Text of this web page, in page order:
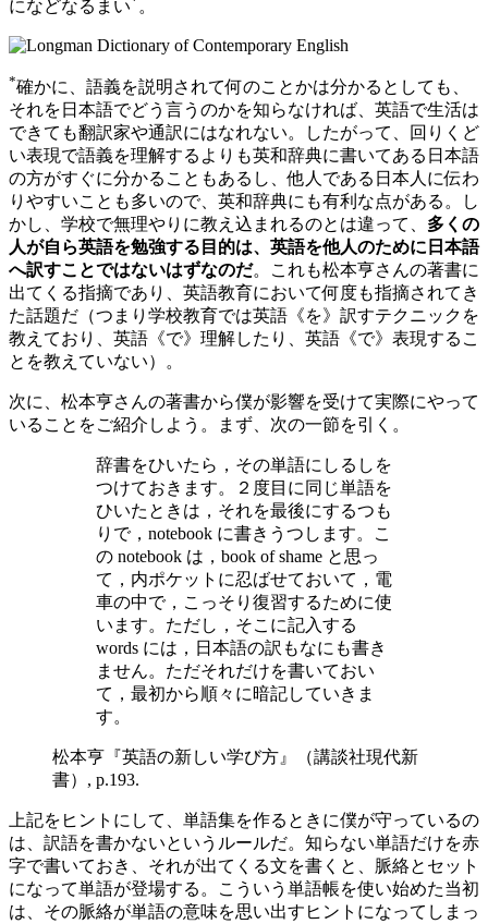
になどなるまい 。
*確かに、語義を説明されて何のことかは分かるとしても、
それを日本語でどう言うのかを知らなければ、英語で生活は
できても翻訳家や通訳にはなれない。したがって、回りくど
い表現で語義を理解するよりも英和辞典に書いてある日本語
の方がすぐに分かることもあるし、他人である日本人に伝わ
りやすいことも多いので、英和辞典にも有利な点がある。し
かし、学校で無理やりに教え込まれるのとは違って、 多くの
人が自ら英語を勉強する目的は、英語を他人のために日本語
へ訳すことではないはずなのだ。これも松本亨さんの著書に
出てくる指摘であり、英語教育において何度も指摘されてき
た話題だ（つまり学校教育では英語《を》訳すテクニックを
教えており、英語《で》理解したり、英語《で》表現するこ
とを教えていない）。
次に、松本亨さんの著書から僕が影響を受けて実際にやって
いることをご紹介しよう。まず、次の一節を引く。
辞書をひいたら，その単語にしるしを
つけておきます。２度目に同じ単語を
ひいたときは，それを最後にするつも
りで，notebook に書きうつします。こ
の notebook は，book of shame と思っ
て，内ポケットに忍ばせておいて，電
車の中で，こっそり復習するために使
います。ただし，そこに記入する
words には，日本語の訳もなにも書き
ません。ただそれだけを書いておい
て，最初から順々に暗記していきま
す。
松本亨『英語の新しい学び方』（講談社現代新
書）, p.193.
上記をヒントにして、単語集を作るときに僕が守っているの
は、訳語を書かないというルールだ。知らない単語だけを赤
字で書いておき、それが出てくる文を書くと、脈絡とセット
になって単語が登場する。こういう単語帳を使い始めた当初
は、その脈絡が単語の意味を思い出すヒントになってしまっ